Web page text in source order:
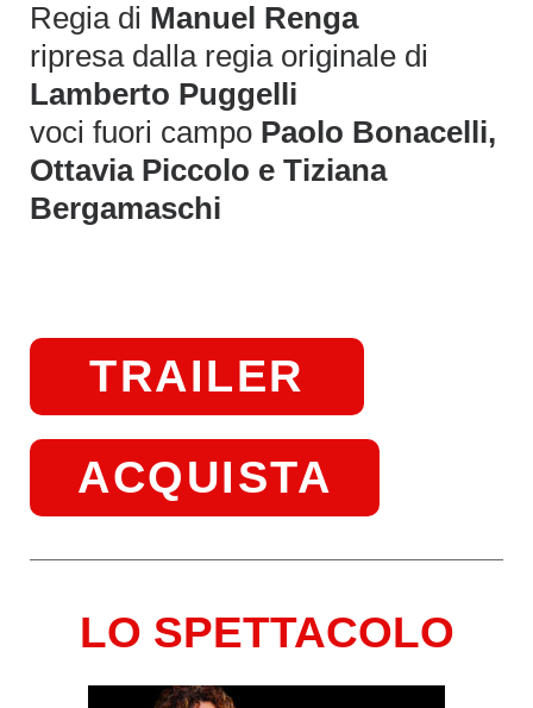
Regia di Manuel Renga
ripresa dalla regia originale di
Lamberto Puggelli
voci fuori campo Paolo Bonacelli,
Ottavia Piccolo e Tiziana
Bergamaschi
TRAILER
ACQUISTA
LO SPETTACOLO